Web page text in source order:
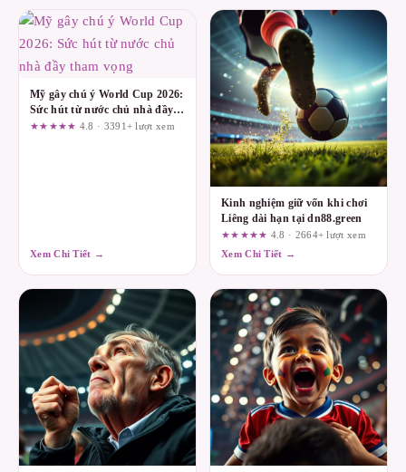
Mỹ gây chú ý World Cup 2026:
Sức hút từ nước chủ nhà đầy
tham vọng
★★★★★ 4.8 · 3391+ lượt xem
Xem Chi Tiết →
Kinh nghiệm giữ vốn khi chơi
Liêng dài hạn tại dn88.green
★★★★★ 4.8 · 2664+ lượt xem
Xem Chi Tiết →